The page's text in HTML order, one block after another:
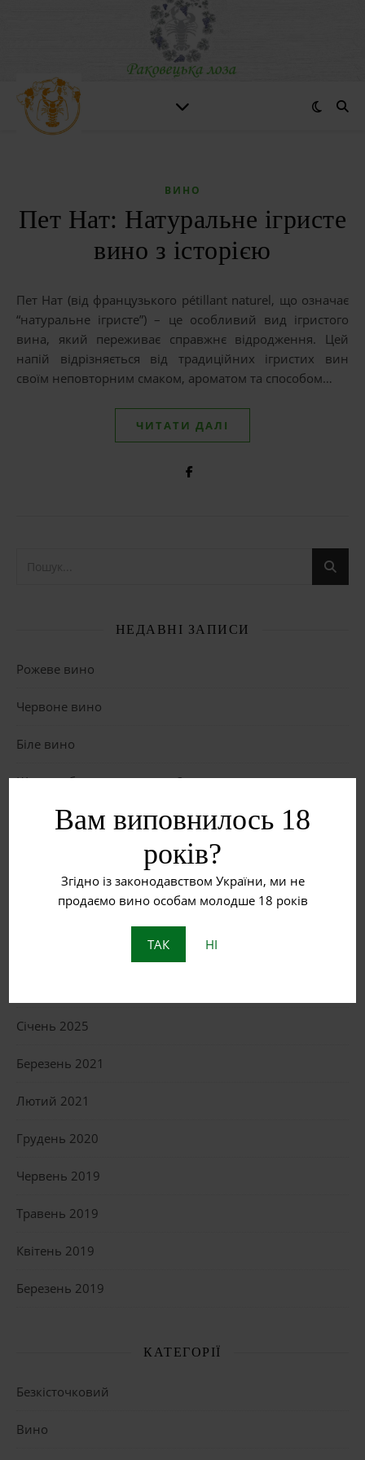
Вам виповнилось 18
років?
Згідно із законодавством України, ми не
продаємо вино особам молодше 18 років
ТАК НІ
ВИНО
Пет Нат: Натуральне ігристе
вино з історією
Пет Нат (від французького pétillant naturel, що означає
“натуральне ігристе”) – це особливий вид ігристого
вина, який переживає справжнє відродження. Цей
напій відрізняється від традиційних ігристих вин
своїм неповторним смаком, ароматом та способом…
ЧИТАТИ ДАЛІ
НЕДАВНІ ЗАПИСИ
Рожеве вино
Червоне вино
Біле вино
Що таке бурштинове вино?
Пет Нат: Натуральне ігристе вино з історією
ОСТАННІ КОМЕНТАРІ
АРХІВИ
Січень 2025
Березень 2021
Лютий 2021
Грудень 2020
Червень 2019
Травень 2019
Квітень 2019
Березень 2019
КАТЕГОРІЇ
Безкісточковий
Вино